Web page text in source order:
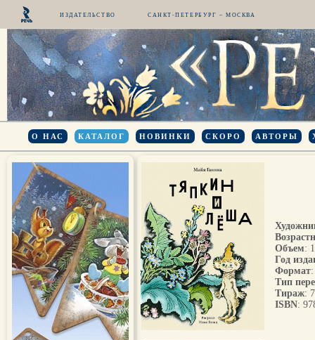
ИЗДАТЕЛЬСТВО САНКТ-ПЕТЕРБУРГ – МОСКВА
О НАС КАТАЛОГ НОВИНКИ СКОРО АВТОРЫ
Объем:
Год
Формат
Тип
Тираж:
ISBN: